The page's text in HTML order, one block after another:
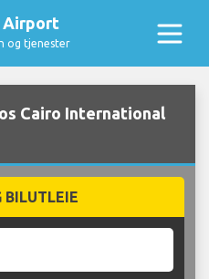
Airport
og tjenester
Cairo International
BILUTLEIE